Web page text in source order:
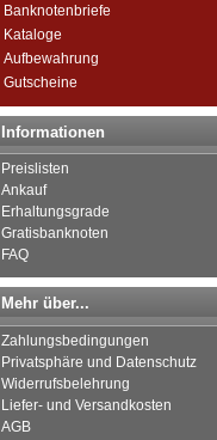
Uganda
Westafrikanische Staaten
Zaire
Zentralafrikanische Republik
Zentralafrikanische Staaten
Zimbabwe
Banknotenbriefe
Kataloge
Aufbewahrung
Gutscheine
Informationen
Preislisten
Ankauf
Erhaltungsgrade
Gratisbanknoten
FAQ
Mehr über...
Zahlungsbedingungen
Privatsphäre und Datenschutz
Widerrufsbelehrung
Liefer- und Versandkosten
AGB